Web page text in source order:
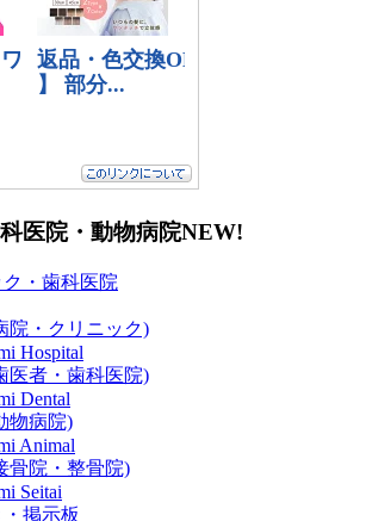
医院・動物病院NEW!
・歯科医院
院・クリニック)
Hospital
医者・歯科医院)
Dental
物病院)
Animal
骨院・整骨院)
Seitai
掲示板